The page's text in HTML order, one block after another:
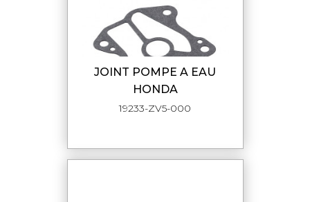
JOINT POMPE A EAU
HONDA
19233-ZV5-000